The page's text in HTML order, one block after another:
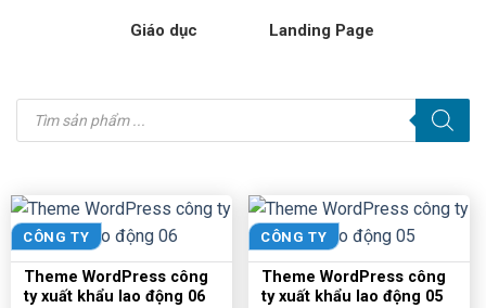
Giáo dục Landing Page
Tìm
kiếm
sản
CÔNG TY
Theme WordPress công
ty xuất khẩu lao động 06
CÔNG TY
Theme WordPress công
ty xuất khẩu lao động 05